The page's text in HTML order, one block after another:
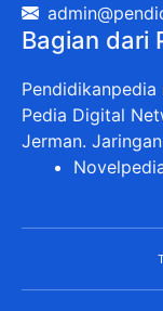
Bagian dari
Pedia Digital
Jerman.